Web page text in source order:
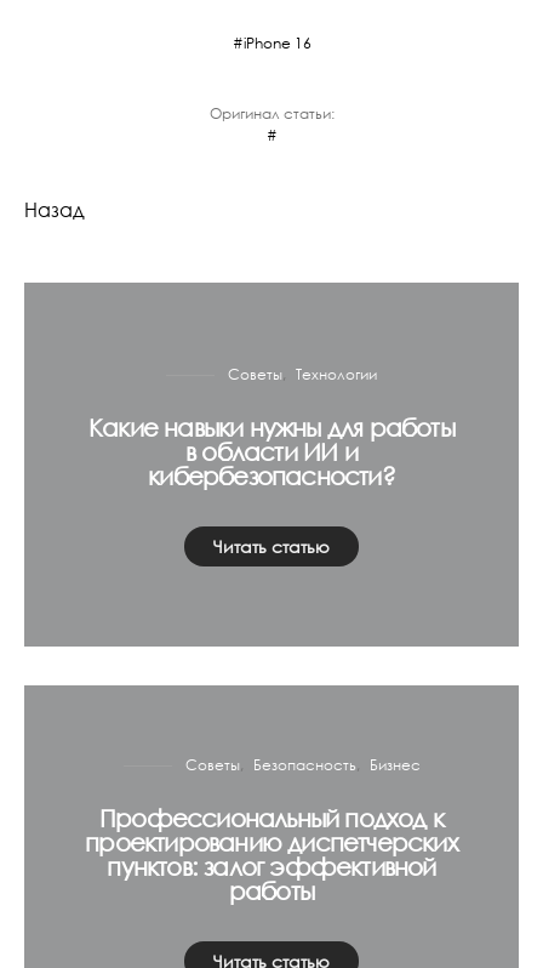
iPhone 16
Оригинал статьи:
Назад
Советы Технологии
Какие навыки нужны для работы
в области ИИ и
кибербезопасности?
Читать статью
Советы Безопасность Бизнес
Профессиональный подход к
проектированию диспетчерских
пунктов: залог эффективной
работы
Читать статью